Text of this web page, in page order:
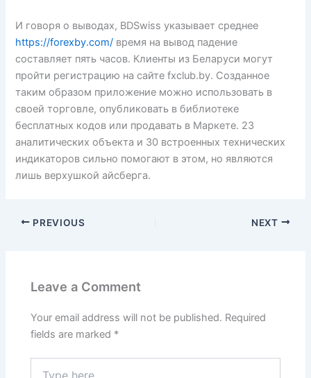
И говоря о выводах, BDSwiss указывает среднее
https://forexby.com/ время на вывод падение
составляет пять часов. Клиенты из Беларуси могут
пройти регистрацию на сайте fxclub.by. Созданное
таким образом приложение можно использовать в
своей торговле, опубликовать в библиотеке
бесплатных кодов или продавать в Маркете. 23
аналитических объекта и 30 встроенных технических
индикаторов сильно помогают в этом, но являются
лишь верхушкой айсберга.
PREVIOUS NEXT
Leave a Comment
Your email address will not be published. Required
fields are marked *